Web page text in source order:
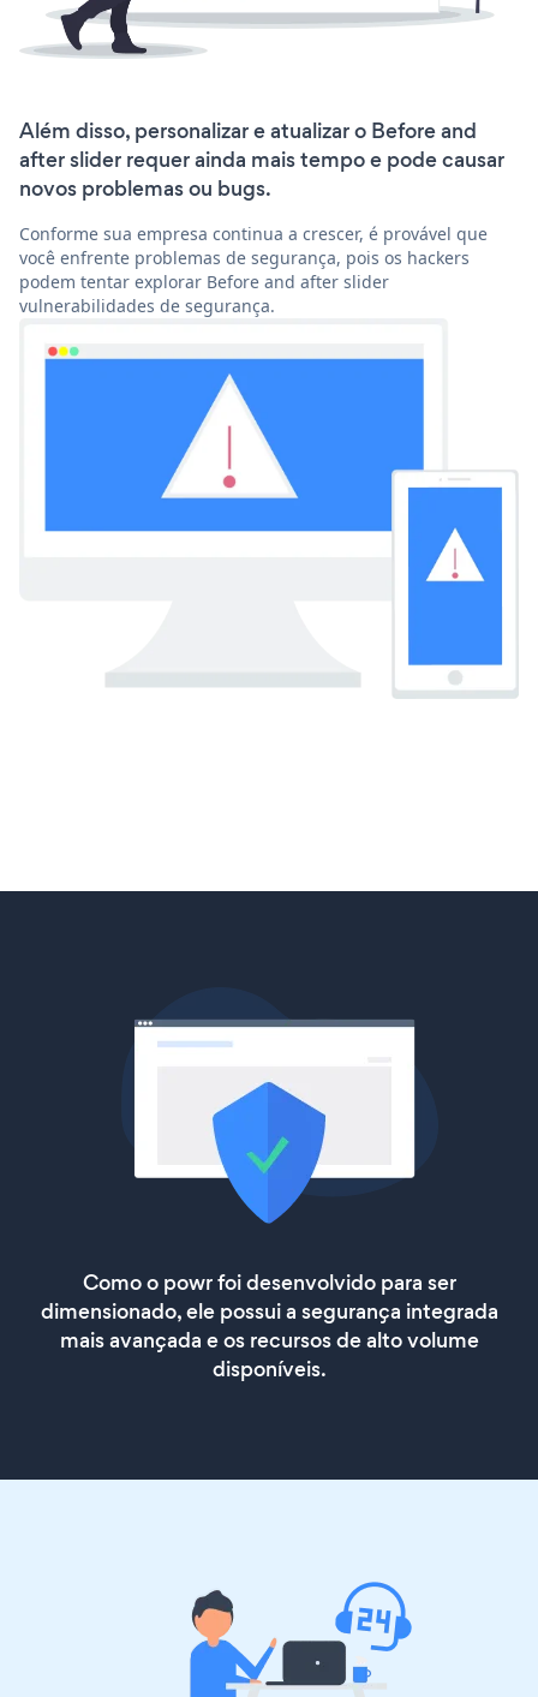
Além disso, personalizar e atualizar o Before and
after slider requer ainda mais tempo e pode causar
novos problemas ou bugs.
Conforme sua empresa continua a crescer, é provável que
você enfrente problemas de segurança, pois os hackers
podem tentar explorar Before and after slider
vulnerabilidades de segurança.
Como o powr foi desenvolvido para ser
dimensionado, ele possui a segurança integrada
mais avançada e os recursos de alto volume
disponíveis.